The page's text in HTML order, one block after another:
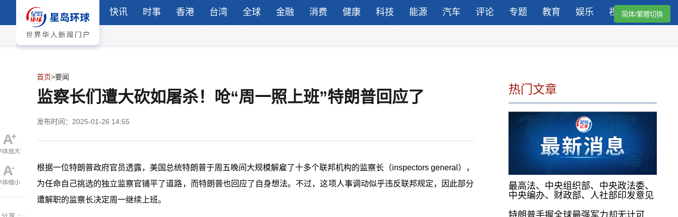
快讯 时事 香港 台湾 全球 金融 消费 健康 科技 能源 汽车 评论 专题 教育 娱乐 视频简体/繁體切換
首页>要闻
监察长们遭大砍如屠杀！呛“周一照上班”特朗普回应了
发布时间：2025-01-26 14:55
根据一位特朗普政府官员透露，美国总统特朗普于周五晚间大规模解雇了十多个联邦机构的监察长（inspectors general），
为任命自己挑选的独立监察官铺平了道路，而特朗普也回应了自身想法。不过，这项人事调动似乎违反联邦规定，因此部分
遭解职的监察长决定周一继续上班。
热门文章
最高法、中央组织部、中央政法委、
中央编办、财政部、人社部印发意见
特朗普手握全球最强军力却无计可